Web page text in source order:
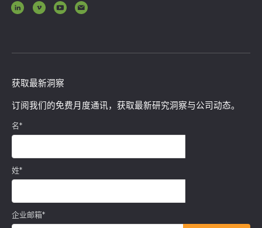
获取最新洞察
订阅我们的免费月度通讯，获取最新研究洞察与公司动态。
名*
姓*
企业邮箱*